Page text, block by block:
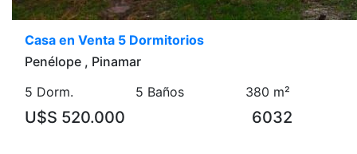
Casa en Venta 5 Dormitorios
Penélope , Pinamar
5 Dorm.
5 Baños 380 m²
U$S 520.000 6032